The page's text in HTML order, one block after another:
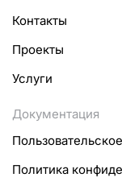
Контакты
Проекты
Услуги
Документация
Политика